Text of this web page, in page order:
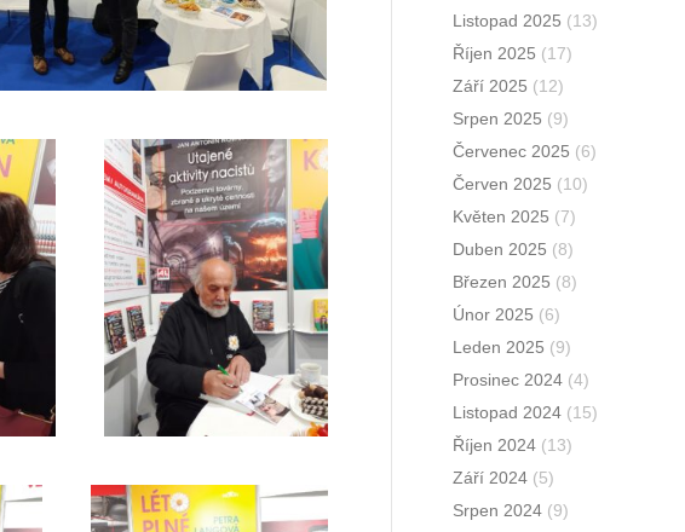
Listopad 2025 (13)
Říjen 2025 (17)
Září 2025 (12)
Srpen 2025 (9)
Červenec 2025 (6)
Červen 2025 (10)
Květen 2025 (7)
Duben 2025 (8)
Březen 2025 (8)
Únor 2025 (6)
Leden 2025 (9)
Prosinec 2024 (4)
Listopad 2024 (15)
Říjen 2024 (13)
Září 2024 (5)
Srpen 2024 (9)